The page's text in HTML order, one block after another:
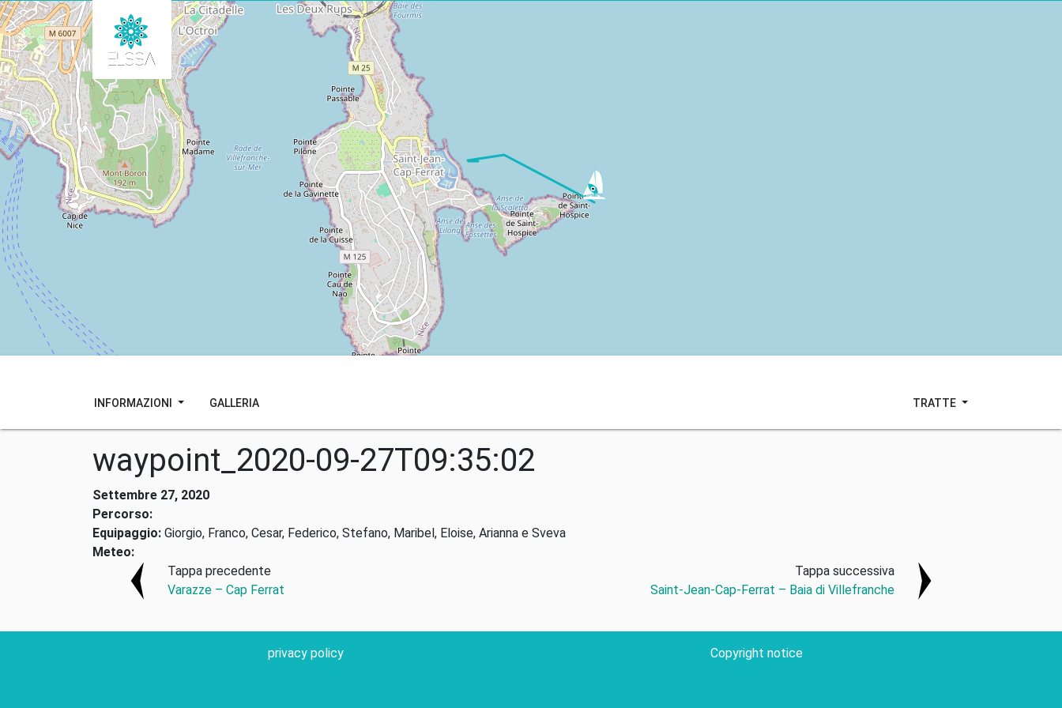
INFORMAZIONI GALLERIA TRATTE
waypoint_2020-09-27T09:35:02
Settembre 27, 2020
Percorso:
Equipaggio: Giorgio, Franco, Cesar, Federico, Stefano, Maribel, Eloise, Arianna e Sveva
Meteo:
Tappa precedente
Varazze – Cap Ferrat
Tappa successiva
Saint-Jean-Cap-Ferrat – Baia di Villefranche
privacy policy Copyright notice